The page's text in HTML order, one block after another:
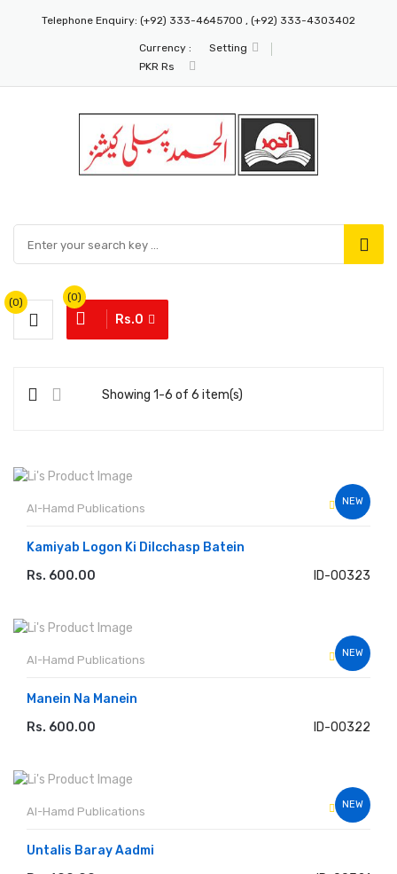
Telephone Enquiry: (+92) 333-4645700 , (+92) 333-4303402
Setting
Currency :
PKR Rs
(0)
Rs.0
(0)
Showing 1-6 of 6 item(s)
NEW
Al-Hamd Publications
Kamiyab Logon Ki Dilcchasp Batein
Rs. 600.00
ID-00323
ADD TO CART
NEW
Al-Hamd Publications
Manein Na Manein
Rs. 600.00
ID-00322
ADD TO CART
NEW
Al-Hamd Publications
Untalis Baray Aadmi